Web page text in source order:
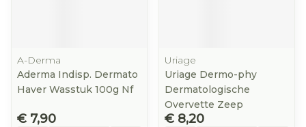
A-Derma
Aderma Indisp. Dermato
Haver Wasstuk 100g Nf
€ 7,90
Uriage
Uriage Dermo-phy
Dermatologische
Overvette Zeep
€ 8,20